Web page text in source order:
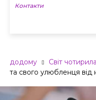
Контакти
додому Світ
та свого улюбленця